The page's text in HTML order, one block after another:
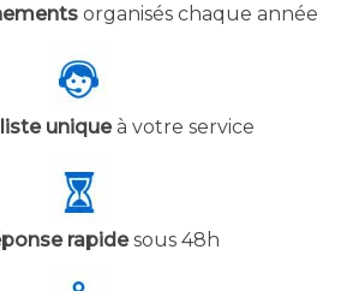
organisés chaque année
uniqueà votre service
rapidesous 48h